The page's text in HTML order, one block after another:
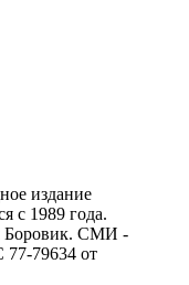
издание
с 1989 года.
Боровик. CМИ -
79634 от